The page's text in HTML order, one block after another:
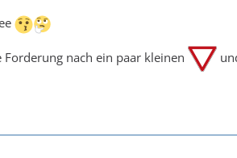
nach ein paar kleinen